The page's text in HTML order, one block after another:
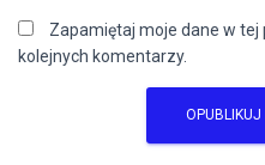
Zapamiętaj moje dane w
kolejnych komentarzy.